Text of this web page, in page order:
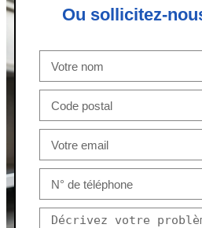
Ou sollicitez-